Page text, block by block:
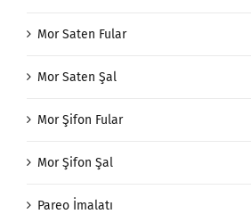
Mor Saten Fular
Mor Saten Şal
Mor Şifon Fular
Mor Şifon Şal
Pareo İmalatı